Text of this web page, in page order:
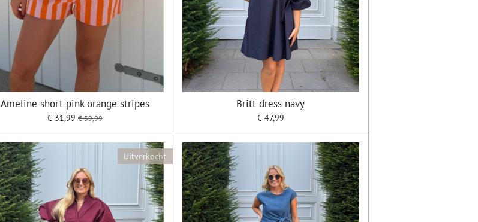
Ameline short pink orange stripes
€ 31,99 € 39,99
Britt dress navy
€ 47,99
Uitverkocht